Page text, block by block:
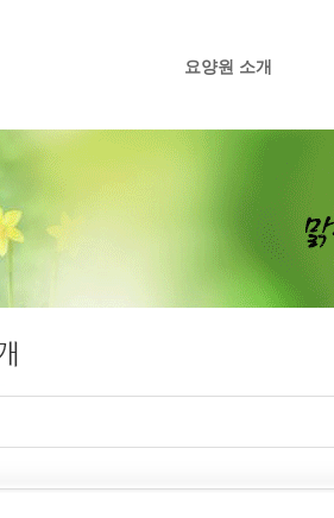
요양원 소개